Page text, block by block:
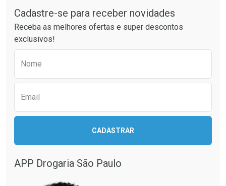
Cadastre-se para receber novidades
Receba as melhores ofertas e super descontos
exclusivos!
Nome
Email
CADASTRAR
APP Drogaria São Paulo